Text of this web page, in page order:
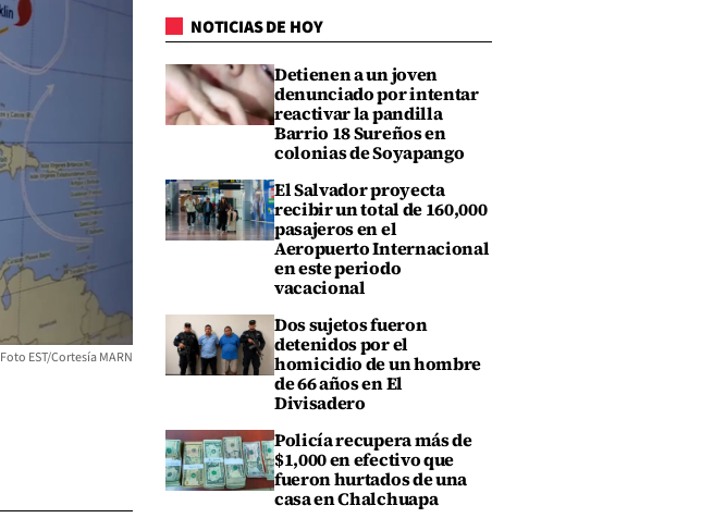
Foto EST/Cortesía MARN
NOTICIAS DE HOY
Detienen a un joven
denunciado por intentar
reactivar la pandilla
Barrio 18 Sureños en
colonias de Soyapango
El Salvador proyecta
recibir un total de 160,000
pasajeros en el
Aeropuerto Internacional
en este periodo
vacacional
Dos sujetos fueron
detenidos por el
homicidio de un hombre
de 66 años en El
Divisadero
Policía recupera más de
$1,000 en efectivo que
fueron hurtados de una
casa en Chalchuapa